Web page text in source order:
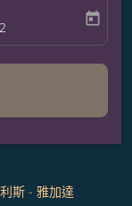
date-aria-label
today
斯 - 雅加達